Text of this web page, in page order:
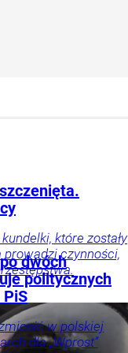
które zostały
czynności,
dwóch
politycznych
w polskiej
dla „Wprost”